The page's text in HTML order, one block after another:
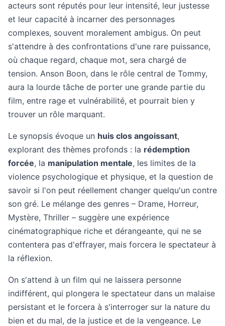
acteurs sont réputés pour leur intensité, leur justesse
et leur capacité à incarner des personnages
complexes, souvent moralement ambigus. On peut
s'attendre à des confrontations d'une rare puissance,
où chaque regard, chaque mot, sera chargé de
tension. Anson Boon, dans le rôle central de Tommy,
aura la lourde tâche de porter une grande partie du
film, entre rage et vulnérabilité, et pourrait bien y
trouver un rôle marquant.
Le synopsis évoque un huis clos angoissant,
explorant des thèmes profonds : la rédemption
forcée, la manipulation mentale, les limites de la
violence psychologique et physique, et la question de
savoir si l'on peut réellement changer quelqu'un contre
son gré. Le mélange des genres – Drame, Horreur,
Mystère, Thriller – suggère une expérience
cinématographique riche et dérangeante, qui ne se
contentera pas d'effrayer, mais forcera le spectateur à
la réflexion.
On s'attend à un film qui ne laissera personne
indifférent, qui plongera le spectateur dans un malaise
persistant et le forcera à s'interroger sur la nature du
bien et du mal, de la justice et de la vengeance. Le